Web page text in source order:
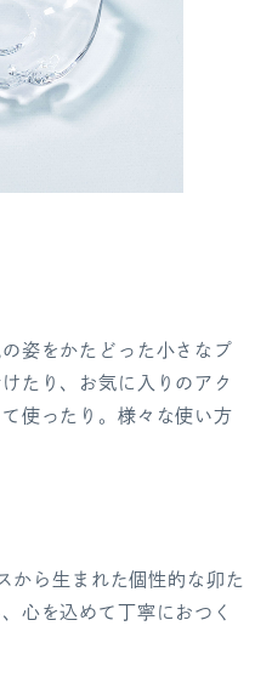
姿をかたどった小さなプ
たり、お気に入りのアク
使ったり。様々な使い方
から生まれた個性的な卯た
心を込めて丁寧におつく